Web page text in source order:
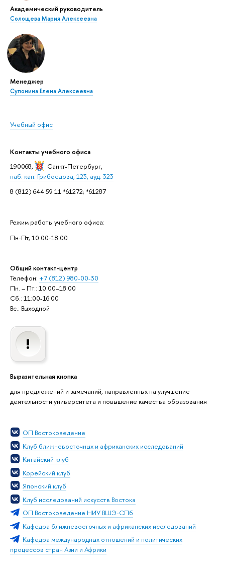
Академический руководитель
Солощева Мария Алексеевна
Менеджер
Супонина Елена Алексеевна
Учебный офис
Контакты учебного офиса
190068,
Санкт-Петербург,
наб. кан. Грибоедова, 123, ауд. 323
8 (812) 644 59 11 *61272; *61287
Режим работы учебного офиса:
Пн-Пт, 10.00-18.00
Общий контакт-центр
Телефон: +7 (812) 980-00-30
Пн. – Пт.: 10:00–18:00
Сб.: 11:00-16:00
Вс.: Выходной
Выразительная кнопка
для предложений и замечаний, направленных на улучшение
деятельности университета и повышение качества образования
ОП Востоковедение
Клуб ближневосточных и африканских исследований
Китайский клуб
Корейский клуб
Японский клуб
Клуб исследований искусств Востока
ОП Востоковедение НИУ ВШЭ-СПб
Кафедра ближневосточных и африканских исследований
Кафедра международных отношений и политических
процессов стран Азии и Африки